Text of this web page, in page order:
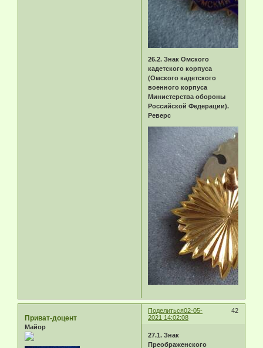
26.2. Знак Омского
кадетского корпуса
(Омского кадетского
военного корпуса
Министерства обороны
Российской Федерации).
Реверс
Поделиться 42
02-05-
2021 14:02:08
Приват-доцент
Майор
27.1. Знак
Преображенского